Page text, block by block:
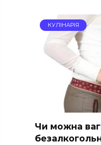
КУЛІНАРІЯ
Чи можна